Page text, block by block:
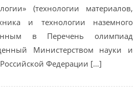
(технологии материалов,
и технологии наземного
в Перечень олимпиад
Министерством науки и
Федерации […]